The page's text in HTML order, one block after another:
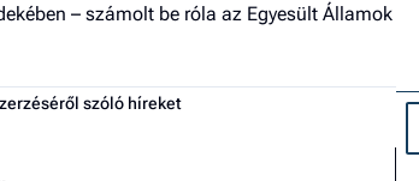
– számolt be róla az Egyesült Államok
szóló híreket